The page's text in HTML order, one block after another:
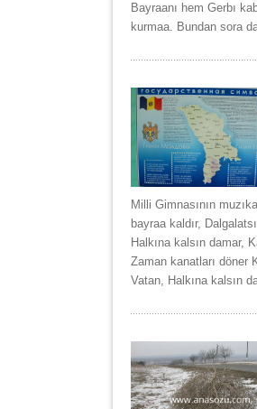
Bayraanı hem Gerbı
kurmaa. Bundan sora
Milli Gimnasının
bayraa kaldır,
Halkına kalsın damar,
Zaman kanatları döner
Vatan, Halkına kalsın